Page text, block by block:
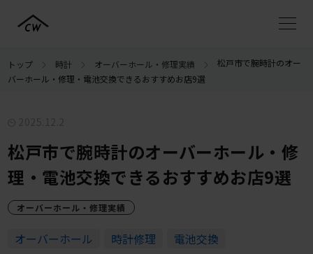
トップ 時計 オーバーホール・修理実績
松戸市で腕時計のオー
バーホール・修理・電池交換できるおすすめお店9選
松戸市で腕時計のオーバーホール・修
理・電池交換できるおすすめお店9選
オーバーホール・修理実績
オーバーホール 時計修理 電池交換